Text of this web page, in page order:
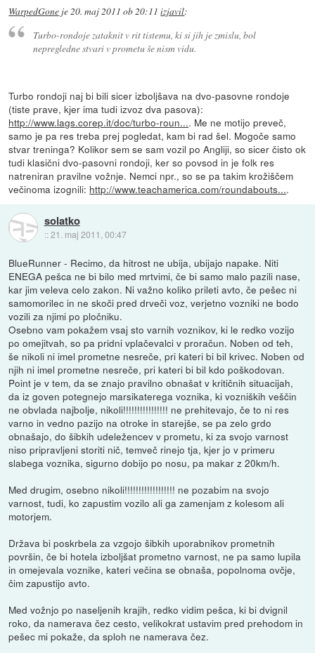
WarpedGone je20. maj 2011 ob 20:11 izjavil:
Turbo-rondoje zataknit v rit tistemu, ki si jih je zmislu, bol
nepregledne stvari v prometu še nism vidu.
Turbo rondoji naj bi bili sicer izboljšava na dvo-pasovne rondoje
(tiste prave, kjer ima tudi izvoz dva pasova):
http://www.lags.corep.it/doc/turbo-roun.... Me ne motijo preveč,
samo je pa res treba prej pogledat, kam bi rad šel. Mogoče samo
stvar treninga? Kolikor sem se sam vozil po Angliji, so sicer čisto ok
tudi klasični dvo-pasovni rondoji, ker so povsod in je folk res
natreniran pravilne vožnje. Nemci npr., so se pa takim krožiščem
večinoma izognili: http://www.teachamerica.com/roundabouts....
solatko
::21. maj 2011, 00:47
BlueRunner - Recimo, da hitrost ne ubija, ubijajo napake. Niti
ENEGA pešca ne bi bilo med mrtvimi, če bi samo malo pazili nase,
kar jim veleva celo zakon. Ni važno koliko prileti avto, če pešec ni
samomorilec in ne skoči pred drveči voz, verjetno vozniki ne bodo
vozili za njimi po pločniku.
Osebno vam pokažem vsaj sto varnih voznikov, ki le redko vozijo
po omejitvah, so pa pridni vplačevalci v proračun. Noben od teh,
še nikoli ni imel prometne nesreče, pri kateri bi bil krivec. Noben od
njih ni imel prometne nesreče, pri kateri bi bil kdo poškodovan.
Point je v tem, da se znajo pravilno obnašat v kritičnih situacijah,
da iz goven potegnejo marsikaterega voznika, ki vozniških veščin
ne obvlada najbolje, nikoli!!!!!!!!!!!!!!!! ne prehitevajo, če to ni res
varno in vedno pazijo na otroke in starejše, se pa zelo grdo
obnašajo, do šibkih udeležencev v prometu, ki za svojo varnost
niso pripravljeni storiti nič, temveč rinejo tja, kjer jo v primeru
slabega voznika, sigurno dobijo po nosu, pa makar z 20km/h.
Med drugim, osebno nikoli!!!!!!!!!!!!!!!!!! ne pozabim na svojo
varnost, tudi, ko zapustim vozilo ali ga zamenjam z kolesom ali
motorjem.
Država bi poskrbela za vzgojo šibkih uporabnikov prometnih
površin, če bi hotela izboljšat prometno varnost, ne pa samo lupila
in omejevala voznike, kateri večina se obnaša, popolnoma ovčje,
čim zapustijo avto.
Med vožnjo po naseljenih krajih, redko vidim pešca, ki bi dvignil
roko, da namerava čez cesto, velikokrat ustavim pred prehodom in
pešec mi pokaže, da sploh ne namerava čez.